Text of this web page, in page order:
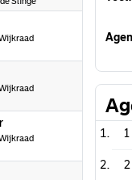
2023
1
2